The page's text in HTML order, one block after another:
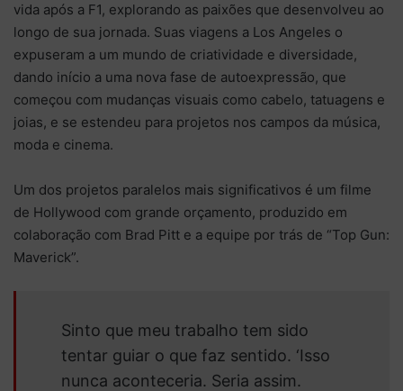
vida após a F1, explorando as paixões que desenvolveu ao
longo de sua jornada. Suas viagens a Los Angeles o
expuseram a um mundo de criatividade e diversidade,
dando início a uma nova fase de autoexpressão, que
começou com mudanças visuais como cabelo, tatuagens e
joias, e se estendeu para projetos nos campos da música,
moda e cinema.
Um dos projetos paralelos mais significativos é um filme
de Hollywood com grande orçamento, produzido em
colaboração com Brad Pitt e a equipe por trás de “Top Gun:
Maverick”.
Sinto que meu trabalho tem sido
tentar guiar o que faz sentido. ‘Isso
nunca aconteceria. Seria assim.